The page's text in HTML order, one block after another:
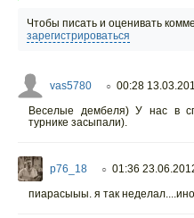
Чтобы писать и оценивать
зарегистрироваться
vas5780 ○ 00:28
Веселые дембеля) У нас в
турнике засыпали).
p76_18 ○ 01:36
пиарасыыы. я так